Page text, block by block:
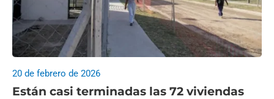
Están casi terminadas las 72 viviendas
20 de febrero de 2026